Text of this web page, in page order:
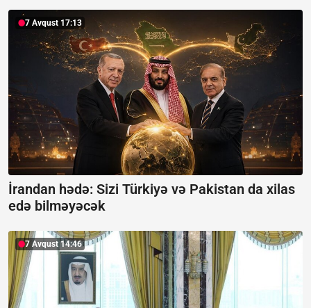
7 Avqust 17:13
İrandan hədə: Sizi Türkiyə və Pakistan da xilas
edə bilməyəcək
7 Avqust 14:46